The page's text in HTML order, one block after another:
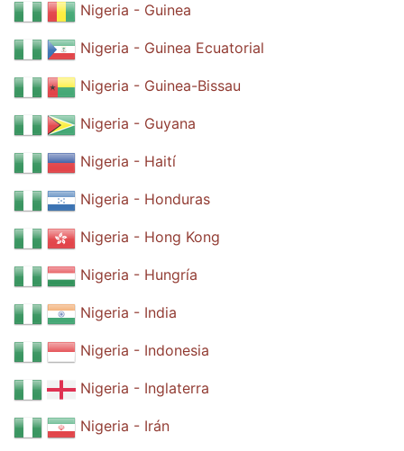
Nigeria - Guinea
Nigeria - Guinea Ecuatorial
Nigeria - Guinea-Bissau
Nigeria - Guyana
Nigeria - Haití
Nigeria - Honduras
Nigeria - Hong Kong
Nigeria - Hungría
Nigeria - India
Nigeria - Indonesia
Nigeria - Inglaterra
Nigeria - Irán